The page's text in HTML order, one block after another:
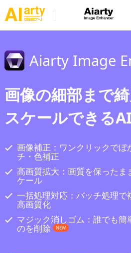
Aiarty Image
画像の細部まで
スケールできる
画像補正：ワンクリックでぼ
チ・色補正
高画質拡大：画質を保ったま
ケール
一括処理対応：バッチ処理で
高画質化
マジック消しゴム：誰でも簡
のを削除 NEW